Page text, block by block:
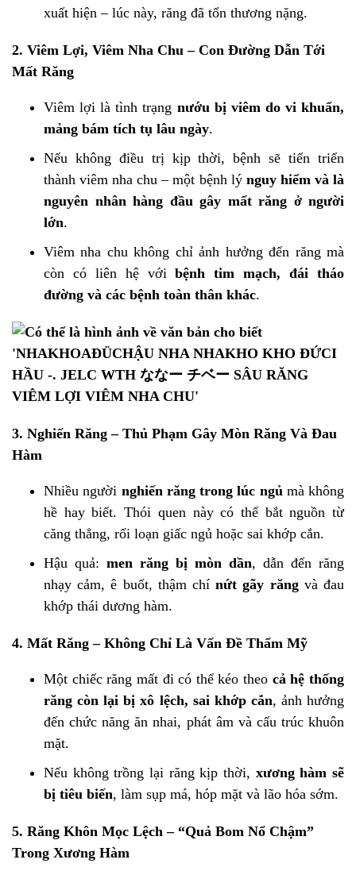
xuất hiện – lúc này, răng đã tổn thương nặng.
2. Viêm Lợi, Viêm Nha Chu – Con Đường Dẫn Tới
Mất Răng
Viêm lợi là tình trạng nướu bị viêm do vi khuẩn,
mảng bám tích tụ lâu ngày.
Nếu không điều trị kịp thời, bệnh sẽ tiến triển
thành viêm nha chu – một bệnh lý nguy hiểm và là
nguyên nhân hàng đầu gây mất răng ở người
lớn.
Viêm nha chu không chỉ ảnh hưởng đến răng mà
còn có liên hệ vớibệnh tim mạch, đái tháo
đường và các bệnh toàn thân khác.
3. Nghiến Răng – Thủ Phạm Gây Mòn Răng Và Đau
Hàm
Nhiều người nghiến răng trong lúc ngủmà không
hề hay biết. Thói quen này có thể bắt nguồn từ
căng thẳng, rối loạn giấc ngủ hoặc sai khớp cắn.
Hậu quả: men răng bị mòn dần, dẫn đến răng
nhạy cảm, ê buốt, thậm chínứt gãy răngvà đau
khớp thái dương hàm.
4. Mất Răng – Không Chỉ Là Vấn Đề Thẩm Mỹ
Một chiếc răng mất đi có thể kéo theo cả hệ thống
răng còn lại bị xô lệch, sai khớp cắn, ảnh hưởng
đến chức năng ăn nhai, phát âm và cấu trúc khuôn
mặt.
Nếu không trồng lại răng kịp thời, xương hàm sẽ
bị tiêu biến, làm sụp má, hóp mặt và lão hóa sớm.
5. Răng Khôn Mọc Lệch – “Quả Bom Nổ Chậm”
Trong Xương Hàm